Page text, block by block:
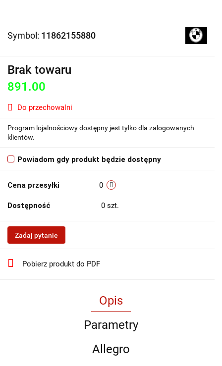
Symbol: 11862155880
Brak towaru
891.00
Do przechowalni
Program lojalnościowy dostępny jest tylko dla zalogowanych
klientów.
Powiadom gdy produkt będzie dostępny
Cena przesyłki 0
Dostępność 0 szt.
Zadaj pytanie
Pobierz produkt do PDF
Opis
Parametry
Allegro